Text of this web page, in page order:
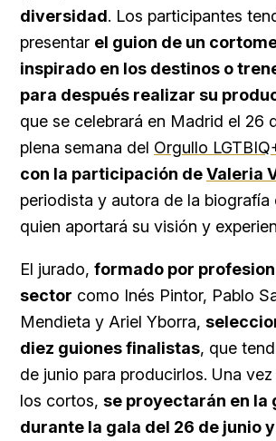
diversidad. Los participantes
presentar el guion de un
inspirado en los destinos o
para después realizar su
que se celebrará en Madrid el 26
plena semana del Orgullo
con la participación deValeria
periodista y autora de la biografía
quien aportará su visión y
El jurado, formado por
sector como Inés Pintor, Pablo
Mendieta y Ariel Yborra,
diez guiones finalistas, que
de junio para producirlos. Una
los cortos, se proyectarán en la
durante la gala del 26 de junio